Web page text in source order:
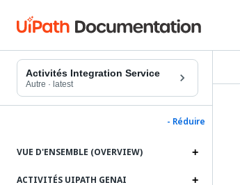
Activités Integration Service
Autre · latest
- Réduire
VUE D'ENSEMBLE (OVERVIEW)
ACTIVITÉS UIPATH GENAI